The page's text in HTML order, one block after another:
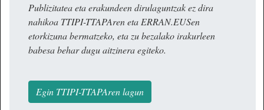
Publizitatea eta erakundeen dirulaguntzak ez dira
nahikoa TTIPI-TTAPAren eta ERRAN.EUSen
etorkizuna bermatzeko, eta zu bezalako irakurleen
babesa behar dugu aitzinera egiteko.
Egin TTIPI-TTAPAren lagun